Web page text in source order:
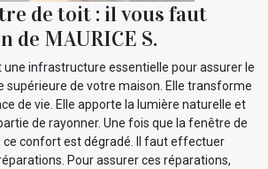
de toit : il vous faut
de MAURICE S.
une infrastructure essentielle pour assurer le
supérieure de votre maison. Elle transforme
de vie. Elle apporte la lumière naturelle et
de rayonner. Une fois que la fenêtre de
confort est dégradé. Il faut effectuer
Pour assurer ces réparations,